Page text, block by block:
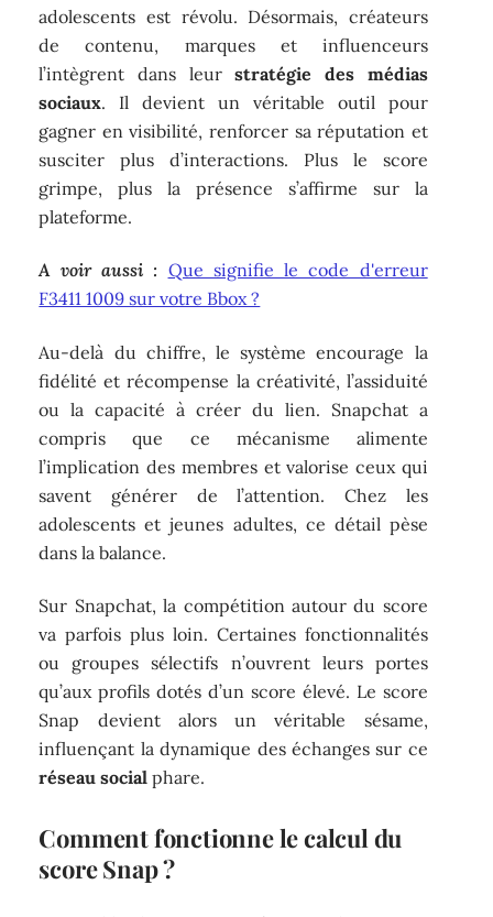
adolescents est révolu. Désormais, créateurs
de contenu, marques et influenceurs
l’intègrent dans leurstratégie des médias
sociaux. Il devient un véritable outil pour
gagner en visibilité, renforcer sa réputation et
susciter plus d’interactions. Plus le score
grimpe, plus la présence s’affirme sur la
plateforme.
A voir aussi : Que signifie le code d'erreur
F3411 1009 sur votre Bbox ?
Au-delà du chiffre, le système encourage la
fidélité et récompense la créativité, l’assiduité
ou la capacité à créer du lien. Snapchat a
compris que ce mécanisme alimente
l’implication des membres et valorise ceux qui
savent générer de l’attention. Chez les
adolescents et jeunes adultes, ce détail pèse
dans la balance.
Sur Snapchat, la compétition autour du score
va parfois plus loin. Certaines fonctionnalités
ou groupes sélectifs n’ouvrent leurs portes
qu’aux profils dotés d’un score élevé. Le score
Snap devient alors un véritable sésame,
influençant la dynamique des échanges sur ce
réseau social phare.
Comment fonctionne le calcul du
score Snap ?